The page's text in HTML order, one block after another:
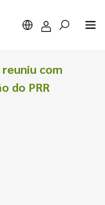
com
do PRR